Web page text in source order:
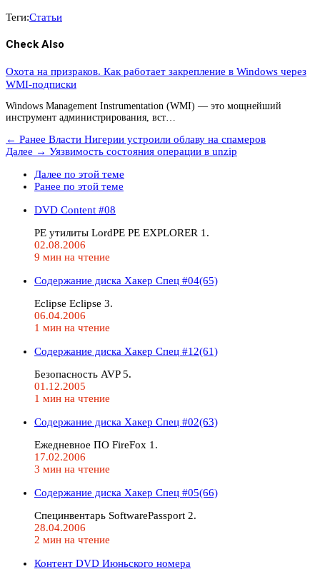
Теги:Статьи
Check Also
Охота на призраков. Как работает закрепление в Windows через
WMI-подписки
Windows Management Instrumentation (WMI) — это мощнейший
инструмент администрирования, вст…
← Ранее Власти Нигерии устроили облаву на спамеров
Далее → Уязвимость состояния операции в unzip
Далее по этой теме
Ранее по этой теме
DVD Content #08
PE утилиты LordPE PE EXPLORER 1.
02.08.2006
9 мин на чтение
Содержание диска Хакер Спец #04(65)
Eclipse Eclipse 3.
06.04.2006
1 мин на чтение
Содержание диска Хакер Спец #12(61)
Безопасность AVP 5.
01.12.2005
1 мин на чтение
Содержание диска Хакер Спец #02(63)
Ежедневное ПО FireFox 1.
17.02.2006
3 мин на чтение
Содержание диска Хакер Спец #05(66)
Cпецинвентарь SoftwarePassport 2.
28.04.2006
2 мин на чтение
Контент DVD Июньского номера